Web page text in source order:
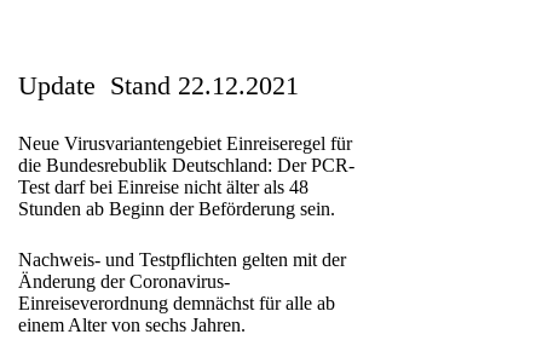
Update Stand 22.12.2021
Neue Virusvariantengebiet Einreiseregel für
die Bundesrebublik Deutschland: Der PCR-
Test darf bei Einreise nicht älter als 48
Stunden ab Beginn der Beförderung sein.
Nachweis- und Testpflichten gelten mit der
Änderung der Coronavirus-
Einreiseverordnung demnächst für alle ab
einem Alter von sechs Jahren.